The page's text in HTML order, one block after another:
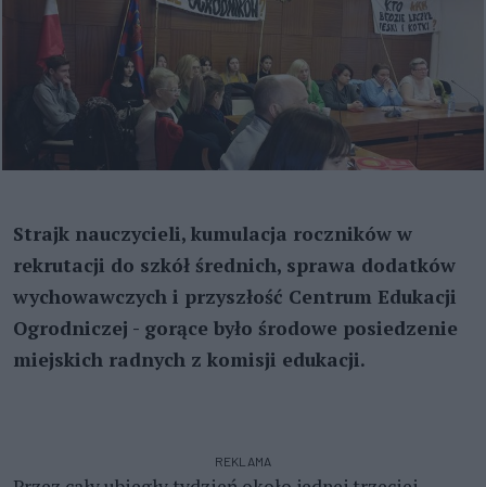
Strajk nauczycieli, kumulacja roczników w
rekrutacji do szkół średnich, sprawa dodatków
wychowawczych i przyszłość Centrum Edukacji
Ogrodniczej - gorące było środowe posiedzenie
miejskich radnych z komisji edukacji.
REKLAMA